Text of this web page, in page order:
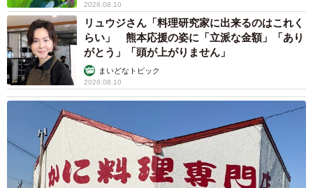
2026.08.10
リュウジさん「料理研究家に出来るのはこれく
らい」 熊本応援の姿に「立派な金額」「あり
がとう」「頭が上がりません」
まいどなトピック
2026.08.10